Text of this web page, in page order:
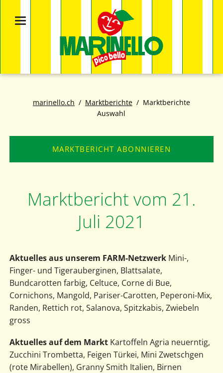
marinello.ch Marktberichte
Marktberichte
Auswahl
MARKTBERICHT ABONNIEREN
Marktbericht vom 21.
Juli 2021
Aktuelles aus unserem FARM-Netzwerk Mini-,
Finger- und Tigerauberginen, Blattsalate,
Bundcarotten farbig, Celtuce, Corne di Bue,
Cornichons, Mangold, Pariser-Carotten, Peperoni-Mix,
Randen, Rettich rot, Salanova, Spitzkabis, Zwiebeln
gross
Aktuelles auf dem Markt Kartoffeln Agria neuerntig,
Zucchini Trombetta, Feigen Türkei, Mini Zwetschgen
(rote Mirabellen), Granny Smith Italien, Birnen